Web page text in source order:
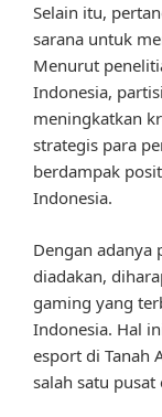
Selain itu,
sarana untuk
Menurut
Indonesia,
meningkatkan
strategis para
berdampak
Indonesia.
Dengan adanya
diadakan,
gaming yang
Indonesia. Hal
esport di Tanah
salah satu pusat